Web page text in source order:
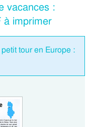
vacances :
à imprimer
tour en Europe :